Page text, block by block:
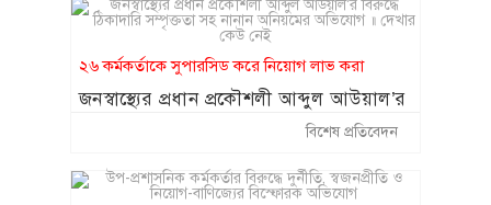
২৬ কর্মকর্তাকে সুপারসিড করে নিয়োগ লাভ করা
জনস্বাস্থ্যের প্রধান প্রকৌশলী আব্দুল আউয়াল’র
বিরুদ্ধে ঠিকাদারি সম্পৃক্ততা সহ নানানবিশেষ প্রতিবেদন